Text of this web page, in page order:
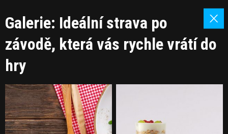
Galerie: Ideální strava po
závodě, která vás rychle vrátí do
hry